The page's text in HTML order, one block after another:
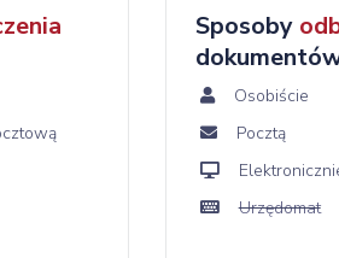
Sposoby
Osobiście
Pocztą
Urzędomat